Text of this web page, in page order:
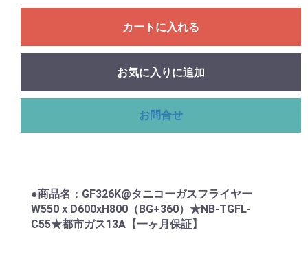
カートに入れる
お気に入りに追加
お問合せ
●商品名：GF326K@タニコーガスフライヤー
W550ｘD600xH800（BG+360）★NB-TGFL-
C55★都市ガス13A【一ヶ月保証】